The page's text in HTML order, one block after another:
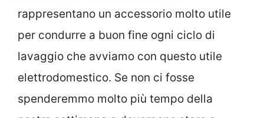
rappresentano un accessorio molto utile
per condurre a buon fine ogni ciclo di
lavaggio che avviamo con questo utile
elettrodomestico. Se non ci fosse
spenderemmo molto più tempo della